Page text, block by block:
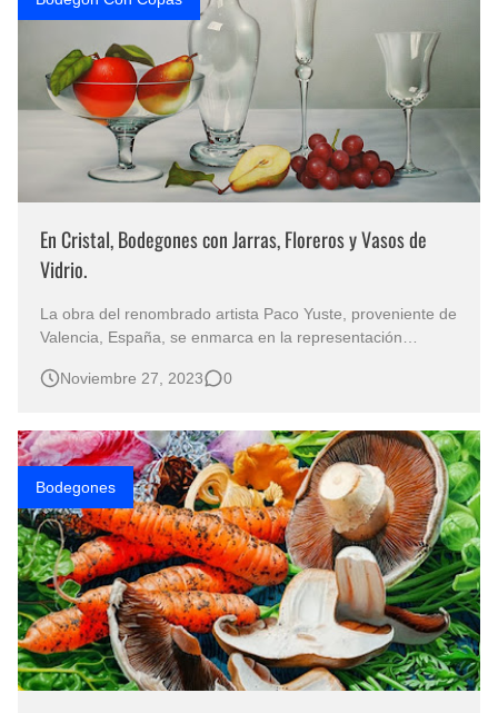
En Cristal, Bodegones con Jarras, Floreros y Vasos de
Vidrio.
La obra del renombrado artista Paco Yuste, proveniente de
Valencia, España, se enmarca en la representación
detallada y cautivadora de jarrones, copas y vasijas de
Galería Oleos de Jar…
Noviembre 27, 2023 0
Bodegones